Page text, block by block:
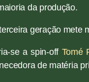
da produção.
geração mete
se a spin-off Tomé
de matéria